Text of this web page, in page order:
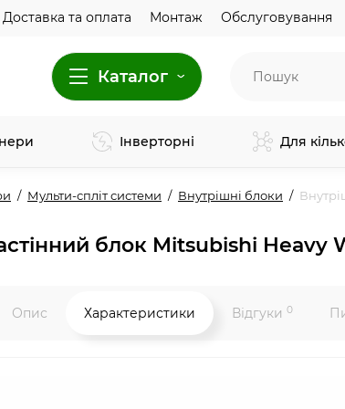
Доставка та оплата Монтаж Обслуговування
Каталог
Інверторні Для
Мульти-спліт системи Внутрішні блоки
блок Mitsubishi Heavy
Опис Характеристики Відгуки 0